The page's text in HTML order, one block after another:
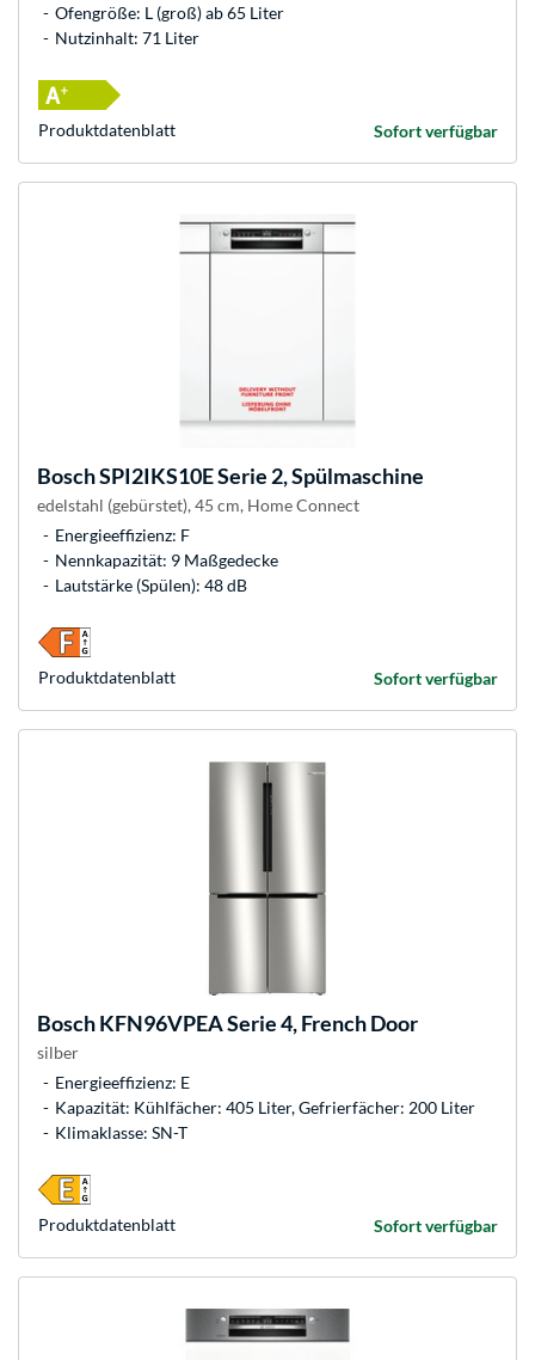
Ofengröße: L (groß) ab 65 Liter
Nutzinhalt: 71 Liter
Sofort verfügbar
Produkt­datenblatt
BoschSPI2IKS10E Serie 2, Spülmaschine
edelstahl (gebürstet), 45 cm, Home Connect
Energieeffizienz: F
Nennkapazität: 9 Maßgedecke
Lautstärke (Spülen): 48 dB
Sofort verfügbar
Produkt­datenblatt
BoschKFN96VPEA Serie 4, French Door
silber
Energieeffizienz: E
Kapazität: Kühlfächer: 405 Liter, Gefrierfächer: 200 Liter
Klimaklasse: SN-T
Sofort verfügbar
Produkt­datenblatt